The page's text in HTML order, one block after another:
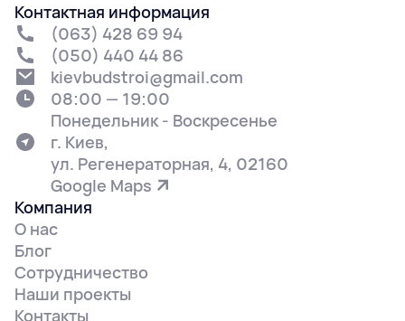
Компания
О нас
Блог
Сотрудничество
Наши проекты
Контакты
Контактная информация
(063) 428 69 94
(050) 440 44 86
kievbudstroi@gmail.com
08:00 — 19:00
Понедельник - Воскресенье
г. Киев,
ул. Регенераторная, 4, 02160
Google Maps